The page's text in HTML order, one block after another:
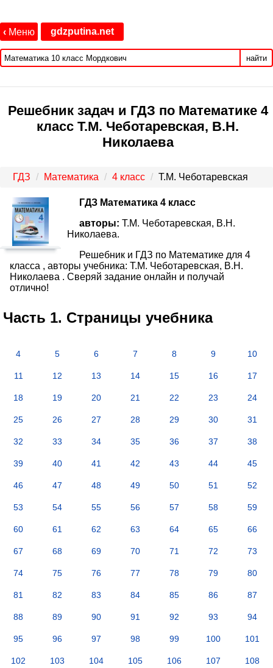
‹ Меню gdzputina.net
найти
Решебник задач и ГДЗ по Математике 4
класс Т.М. Чеботаревская, В.Н.
Николаева
ГДЗ Математика 4 класс Т.М. Чеботаревская
ГДЗ Математика 4 класс
авторы: Т.М. Чеботаревская, В.Н.
Николаева.
Решебник и ГДЗ по Математике для 4
класса , авторы учебника: Т.М. Чеботаревская, В.Н.
Николаева . Сверяй задание онлайн и получай
отлично!
Часть 1. Страницы учебника
4 5 6 7 8 9 10
11 12 13 14 15 16 17
18 19 20 21 22 23 24
25 26 27 28 29 30 31
32 33 34 35 36 37 38
39 40 41 42 43 44 45
46 47 48 49 50 51 52
53 54 55 56 57 58 59
60 61 62 63 64 65 66
67 68 69 70 71 72 73
74 75 76 77 78 79 80
81 82 83 84 85 86 87
88 89 90 91 92 93 94
95 96 97 98 99 100 101
102 103 104 105 106 107 108